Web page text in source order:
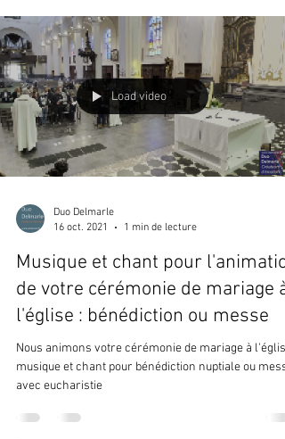
Load video
Duo Delmarle
16 oct. 2021
1 min de lecture
Musique et chant pour
de votre cérémonie de mariage à
l'église : bénédiction ou messe
Nous animons votre cérémonie de mariage à
musique et chant pour bénédiction nuptiale ou
avec eucharistie